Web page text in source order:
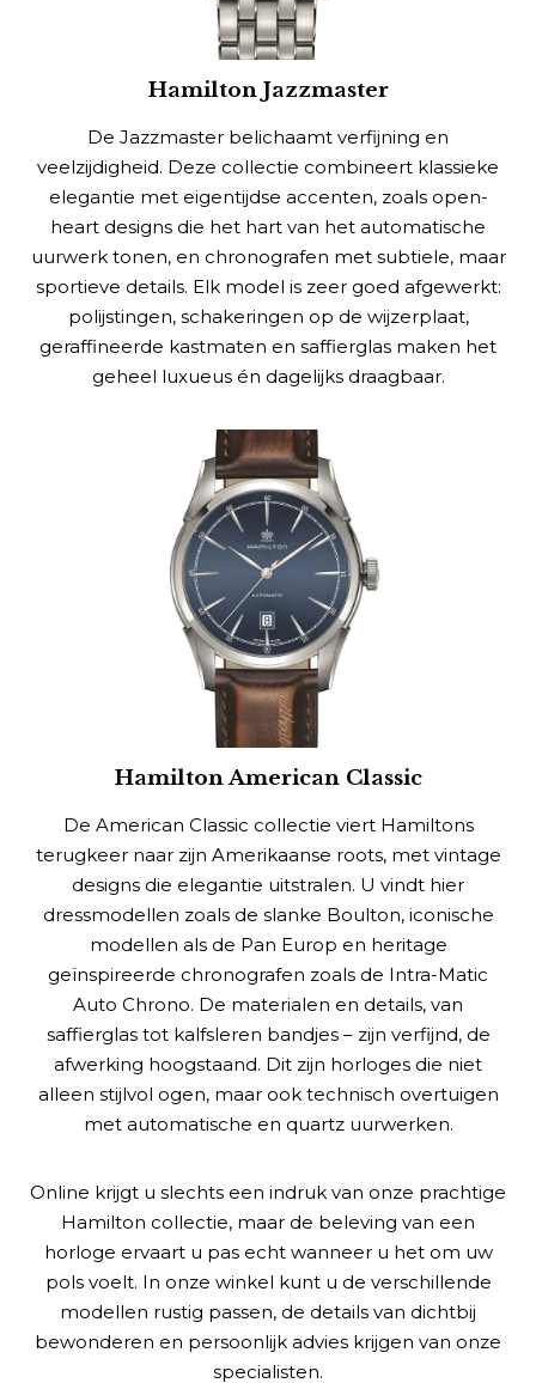
Hamilton Jazzmaster
De Jazzmaster belichaamt verfijning en
veelzijdigheid. Deze collectie combineert klassieke
elegantie met eigentijdse accenten, zoals open-
heart designs die het hart van het automatische
uurwerk tonen, en chronografen met subtiele, maar
sportieve details. Elk model is zeer goed afgewerkt:
polijstingen, schakeringen op de wijzerplaat,
geraffineerde kastmaten en saffierglas maken het
geheel luxueus én dagelijks draagbaar.
Hamilton American Classic
De American Classic collectie viert Hamiltons
terugkeer naar zijn Amerikaanse roots, met vintage
designs die elegantie uitstralen. U vindt hier
dressmodellen zoals de slanke Boulton, iconische
modellen als de Pan Europ en heritage
geïnspireerde chronografen zoals de Intra-Matic
Auto Chrono. De materialen en details, van
saffierglas tot kalfsleren bandjes – zijn verfijnd, de
afwerking hoogstaand. Dit zijn horloges die niet
alleen stijlvol ogen, maar ook technisch overtuigen
met automatische en quartz uurwerken.
Online krijgt u slechts een indruk van onze prachtige
Hamilton collectie, maar de beleving van een
horloge ervaart u pas echt wanneer u het om uw
pols voelt. In onze winkel kunt u de verschillende
modellen rustig passen, de details van dichtbij
bewonderen en persoonlijk advies krijgen van onze
specialisten.